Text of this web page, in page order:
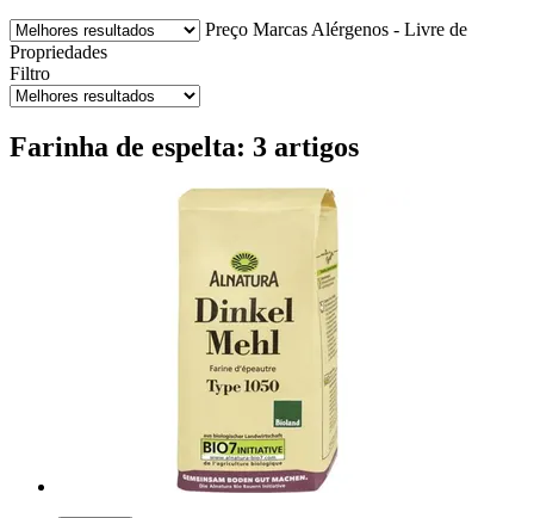
Preço Marcas Alérgenos - Livre de
Propriedades
Filtro
Farinha de espelta: 3 artigos